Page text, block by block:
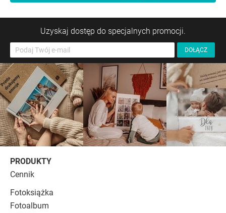
Uzyskaj dostęp do specjalnych promocji.
PRODUKTY
Cennik
Fotoksiążka
Fotoalbum